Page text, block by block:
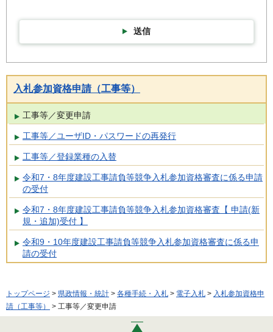
送信
入札参加資格申請（工事等）
工事等／変更申請
工事等／ユーザID・パスワードの再発行
工事等／登録業種の入替
令和7・8年度建設工事請負等競争入札参加資格審査に係る申請
の受付
令和7・8年度建設工事請負等競争入札参加資格審査【 申請(新
規・追加)受付 】
令和9・10年度建設工事請負等競争入札参加資格審査に係る申
請の受付
トップページ > 県政情報・統計 > 各種手続・入札 > 電子入札 > 入札参加資格申
請（工事等）
> 工事等／変更申請